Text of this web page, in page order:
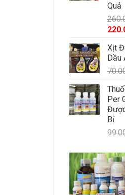
Quả
Xịt
Dầu
Per
Bỉ